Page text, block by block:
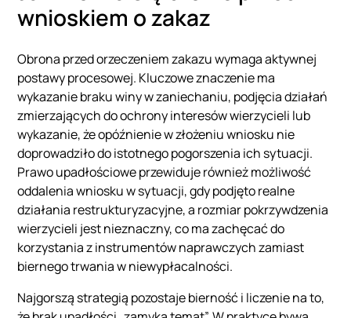
wnioskiem o zakaz
Obrona przed orzeczeniem zakazu wymaga aktywnej
postawy procesowej. Kluczowe znaczenie ma
wykazanie braku winy w zaniechaniu, podjęcia działań
zmierzających do ochrony interesów wierzycieli lub
wykazanie, że opóźnienie w złożeniu wniosku nie
doprowadziło do istotnego pogorszenia ich sytuacji.
Prawo upadłościowe przewiduje również możliwość
oddalenia wniosku w sytuacji, gdy podjęto realne
działania restrukturyzacyjne, a rozmiar pokrzywdzenia
wierzycieli jest nieznaczny, co ma zachęcać do
korzystania z instrumentów naprawczych zamiast
biernego trwania w niewypłacalności.
Najgorszą strategią pozostaje bierność i liczenie na to,